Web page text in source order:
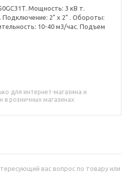
Мощность: 3 кВ т.
Подключение: 2" x 2" . Обороты:
10-40 м3/час. Подъем
для интернет-магазина и
в розничных магазинах
вас вопрос по товару или